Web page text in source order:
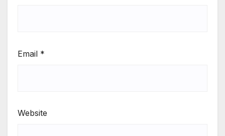
Email *
Website